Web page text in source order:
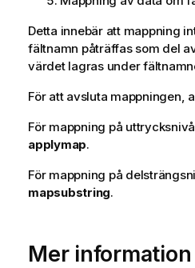
Detta innebär att mappning
fältnamn påträffas som del
värdet lagras under
För att avsluta mappningen,
För mappning på
applymap.
För mappning på
mapsubstring.
Mer information